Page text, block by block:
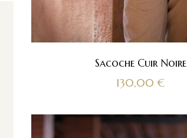
Sacoche Cuir Noire
130,00 €